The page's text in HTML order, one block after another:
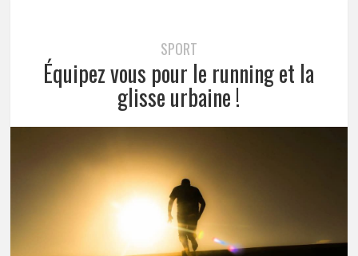
SPORT
Équipez vous pour le running et la
glisse urbaine !